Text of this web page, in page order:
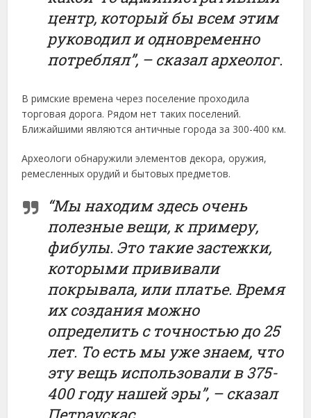
центр, который бы всем этим
руководил и одновременно
потреблял”, – сказал археолог.
В римские времена через поселение проходила
торговая дорога. Рядом нет таких поселений.
Ближайшими являются античные города за 300-400 км.
Археологи обнаружили элементов декора, оружия,
ремесленных орудий и бытовых предметов.
“Мы находим здесь очень
полезные вещи, к примеру,
фибулы. Это такие застежки,
которыми прививали
покрывала, или платье. Время
их создания можно
определить с точностью до 25
лет. То есть мы уже знаем, что
эту вещь использовали в 375-
400 году нашей эры”, – сказал